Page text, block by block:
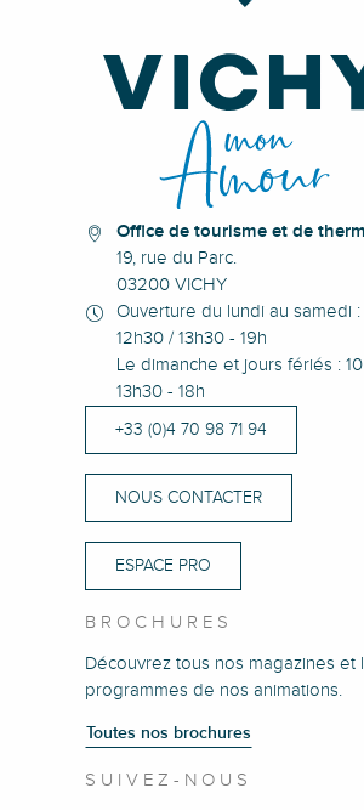
Office de tourisme et de
19, rue du Parc.
03200 VICHY
Ouverture du lundi au samedi
12h30 / 13h30 - 19h
Le dimanche et jours fériés :
13h30 - 18h
+33 (0)4 70 98 71 94
NOUS CONTACTER
ESPACE PRO
BROCHURES
Découvrez tous nos magazines et
programmes de nos animations.
Toutes nos brochures
SUIVEZ-NOUS